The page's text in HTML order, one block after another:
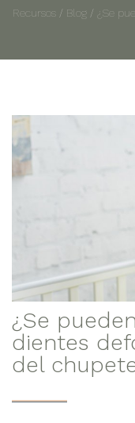
Recursos / Blog / ¿Se
¿Se
dientes
del